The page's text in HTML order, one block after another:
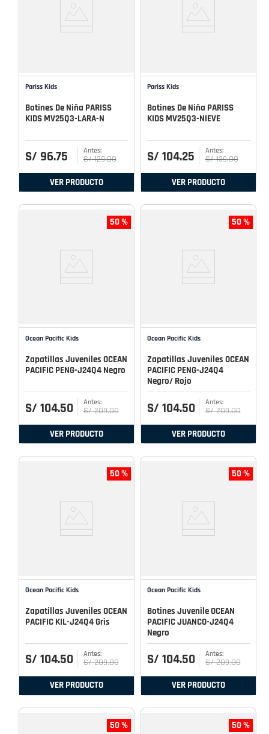
Pariss Kids
Botines De Niña PARISS
KIDS MV25Q3-LARA-N
S/ 96.75 S/ 129.00
VER PRODUCTO
Pariss Kids
Botines De Niña PARISS
KIDS MV25Q3-NIEVE
S/ 104.25 S/ 139.00
VER PRODUCTO
50 %
Ocean Pacific Kids
Zapatillas Juveniles OCEAN
PACIFIC PENG-J24Q4 Negro
S/ 104.50 S/ 209.00
VER PRODUCTO
50 %
Ocean Pacific Kids
Zapatillas Juveniles OCEAN
PACIFIC PENG-J24Q4
Negro/ Rojo
S/ 104.50 S/ 209.00
VER PRODUCTO
50 %
Ocean Pacific Kids
Zapatillas Juveniles OCEAN
PACIFIC KIL-J24Q4 Gris
S/ 104.50 S/ 209.00
VER PRODUCTO
50 %
Ocean Pacific Kids
Botines Juvenile OCEAN
PACIFIC JUANCO-J24Q4
Negro
S/ 104.50 S/ 209.00
VER PRODUCTO
50 % 50 %